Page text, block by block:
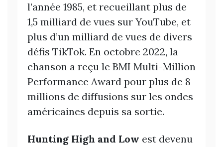
l’année 1985, et recueillant plus de
1,5 milliard de vues sur YouTube, et
plus d’un milliard de vues de divers
défis TikTok. En octobre 2022, la
chanson a reçu le BMI Multi-Million
Performance Award pour plus de 8
millions de diffusions sur les ondes
américaines depuis sa sortie.
Hunting High and Low est devenu